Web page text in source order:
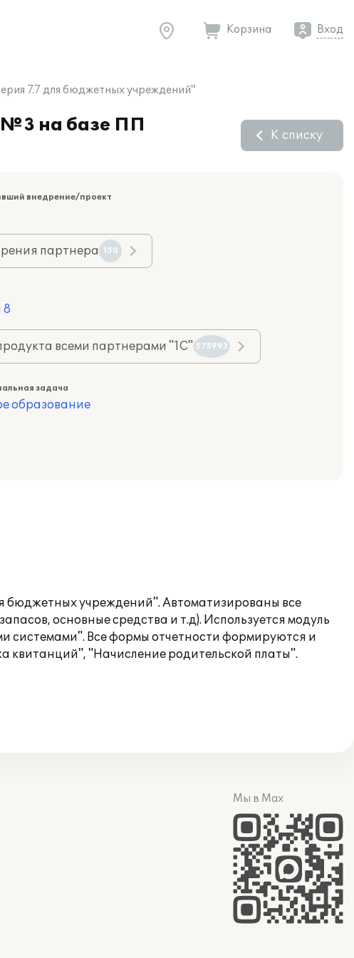
Корзина Вход
7.7 для бюджетных учреждений"
на базе ПП
К списку
внедрение/проект
партнера 150
8
всеми партнерами "1С" 575993
задача
образование
учреждений". Автоматизированы все
основные средства и т.д). Используется модуль
системами". Все формы отчетности формируются и
квитанций", "Начисление родительской платы".
Мы в Max